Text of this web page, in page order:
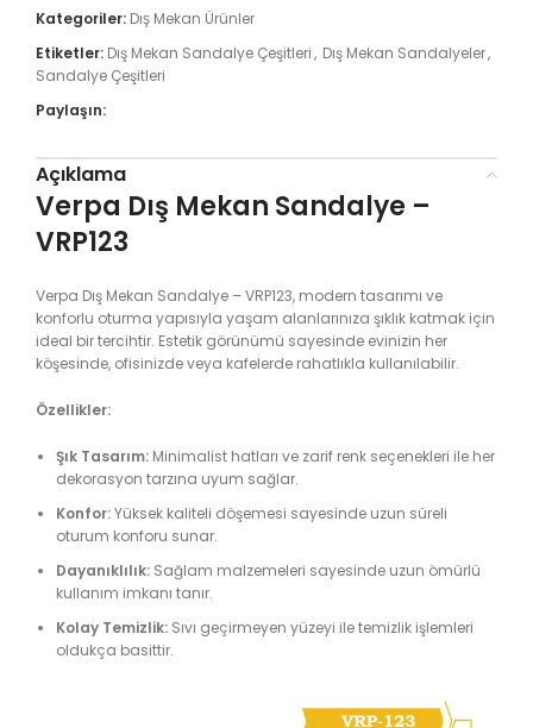
Kategoriler: Dış Mekan Ürünler
Etiketler: Dış Mekan Sandalye Çeşitleri, Dış Mekan Sandalyeler,
Sandalye Çeşitleri
Paylaşın:
Açıklama
Verpa Dış Mekan Sandalye –
VRP123
Verpa Dış Mekan Sandalye – VRP123, modern tasarımı ve
konforlu oturma yapısıyla yaşam alanlarınıza şıklık katmak için
ideal bir tercihtir. Estetik görünümü sayesinde evinizin her
köşesinde, ofisinizde veya kafelerde rahatlıkla kullanılabilir.
Özellikler:
Şık Tasarım: Minimalist hatları ve zarif renk seçenekleri ile her
dekorasyon tarzına uyum sağlar.
Konfor:Yüksek kaliteli döşemesi sayesinde uzun süreli
oturum konforu sunar.
Dayanıklılık: Sağlam malzemeleri sayesinde uzun ömürlü
kullanım imkanı tanır.
Kolay Temizlik: Sıvı geçirmeyen yüzeyi ile temizlik işlemleri
oldukça basittir.